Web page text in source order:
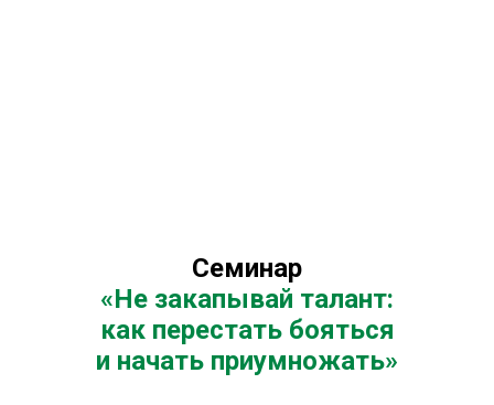
Семинар
«Не закапывай талант:
как перестать бояться
и начать приумножать»